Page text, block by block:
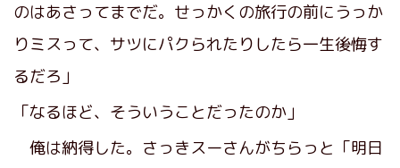
のはあさってまでだ。せっかくの旅行の前にうっか
りミスって、サツにパクられたりしたら一生後悔す
るだろ」
「なるほど、そういうことだったのか」
俺は納得した。さっきスーさんがちらっと「明日